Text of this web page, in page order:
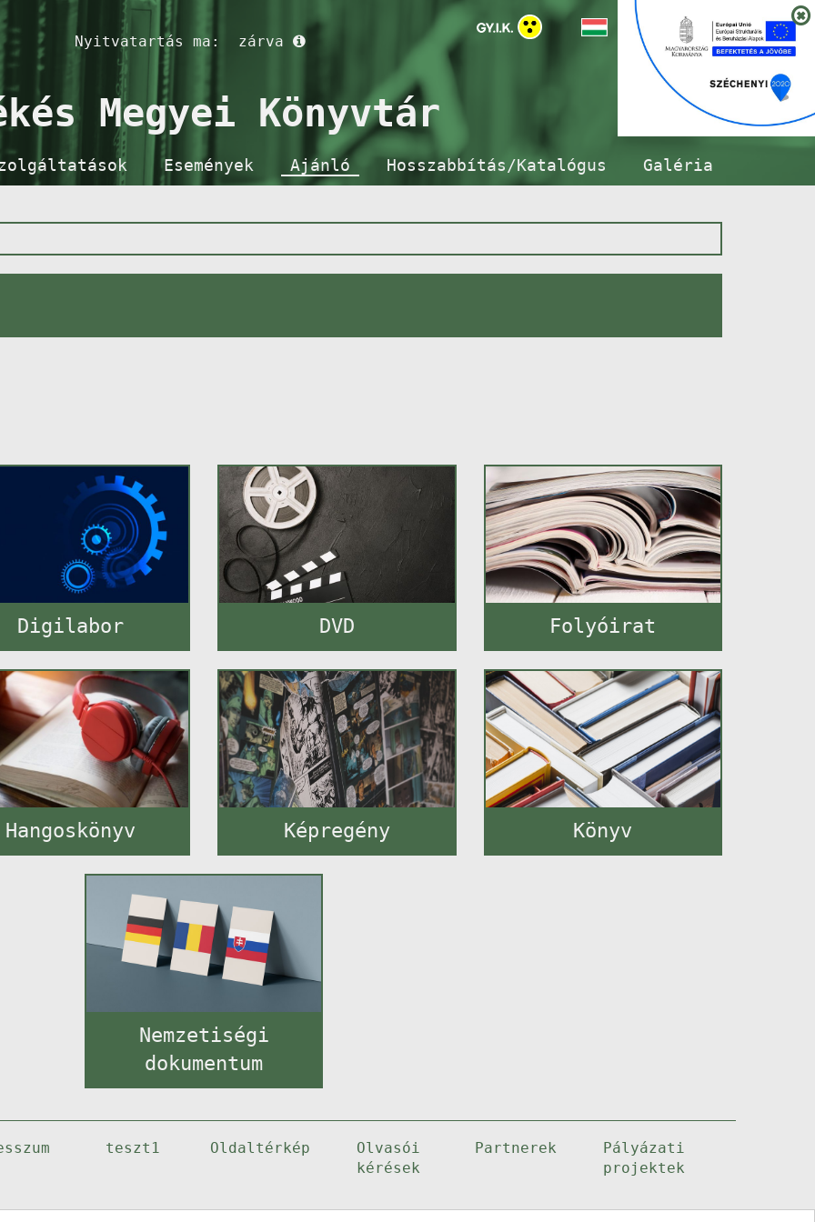
Nyitvatartás ma: zárva
Megyei Könyvtár
Események Ajánló Hosszabbítás/Katalógus Galéria
Digilabor DVD Folyóirat
Hangoskönyv Képregény Könyv
Nemzetiségi
dokumentum
teszt1 Oldaltérkép
Olvasói
kérések
Partnerek
Pályázati
projektek